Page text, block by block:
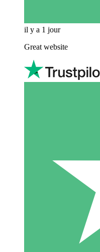
il y a 1 jour
Great website